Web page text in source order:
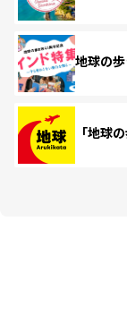
地球の
「地球